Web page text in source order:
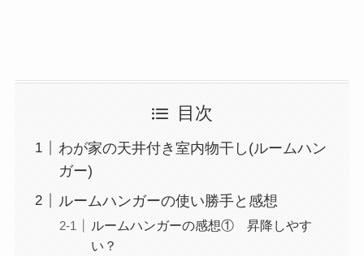
目次
わが家の天井付き室内物干し(ルームハン
ガー)
ルームハンガーの使い勝手と感想
ルームハンガーの感想① 昇降しやす
い？